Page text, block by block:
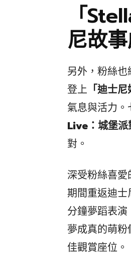
「
尼故
另外，粉絲
登上 「迪士
氣息與活力
Live：城堡派
對。
深受粉絲喜愛
期間重返迪
分鐘夢蹈表
夢成真的萌
佳觀賞座位。